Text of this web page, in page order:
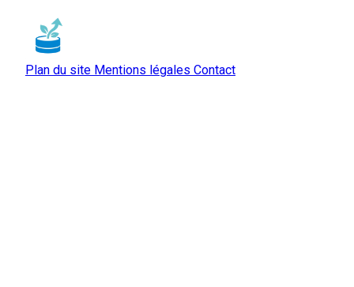
Plan du site Mentions légales Contact